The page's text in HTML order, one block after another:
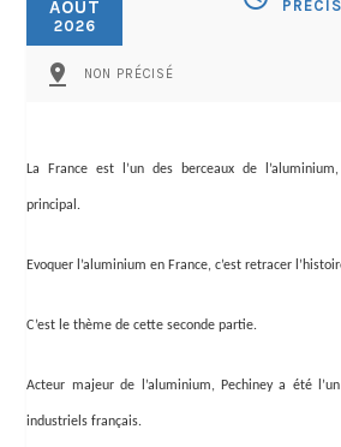
AOÛT
2026
pin_drop NON PRÉCISÉ
La France est l’un des berceaux de
principal.
Evoquer l’aluminium en France, c’est retracer
C’est le thème de cette seconde partie.
Acteur majeur de l’aluminium, Pechiney a été
industriels français.